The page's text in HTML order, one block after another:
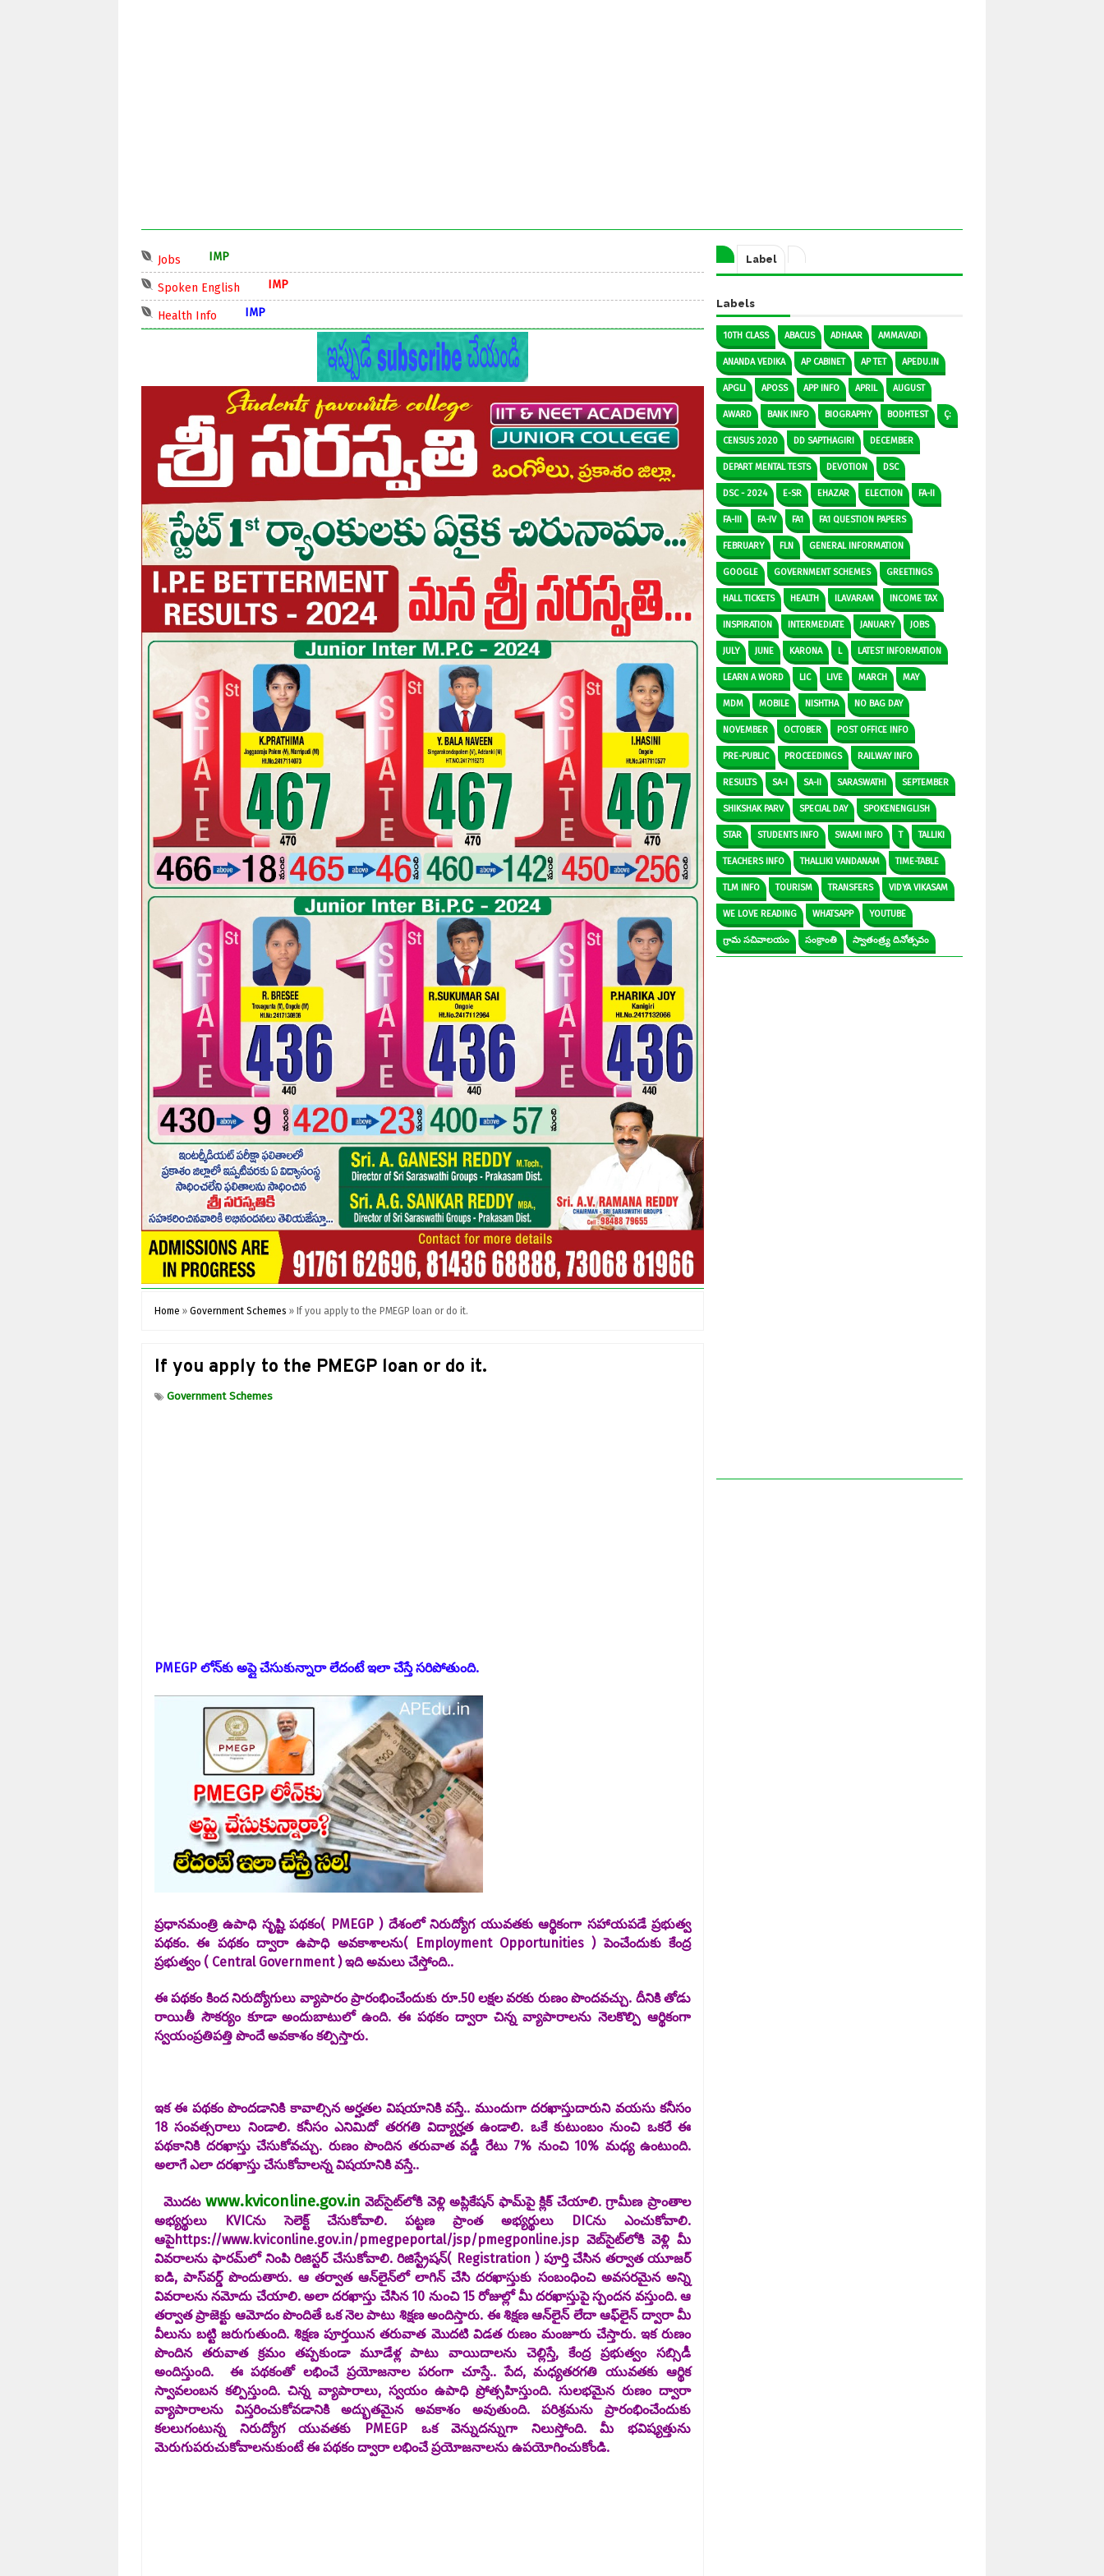
Jobs
Spoken English
Health Info
Home » Government Schemes » If you apply to the PMEGP loan or do it.
If you apply to the PMEGP loan or do it.
Government Schemes
PMEGP లోన్‌కు అప్లై చేసుకున్నారా లేదంటే ఇలా చేస్తే సరిపోతుంది.
ప్రధానమంత్రి ఉపాధి సృష్టి పథకం( PMEGP ) దేశంలో నిరుద్యోగ యువతకు ఆర్థికంగా సహాయపడే ప్రభుత్వ
పథకం. ఈ పథకం ద్వారా ఉపాధి అవకాశాలను( Employment Opportunities ) పెంచేందుకు కేంద్ర
ప్రభుత్వం ( Central Government ) ఇది అమలు చేస్తోంది..
ఈ పథకం కింద నిరుద్యోగులు వ్యాపారం ప్రారంభించేందుకు రూ.50 లక్షల వరకు రుణం పొందవచ్చు. దీనికి తోడు
రాయితీ సౌకర్యం కూడా అందుబాటులో ఉంది. ఈ పథకం ద్వారా చిన్న వ్యాపారాలను నెలకొల్పి ఆర్థికంగా
స్వయంప్రతిపత్తి పొందే అవకాశం కల్పిస్తారు.
ఇక ఈ పథకం పొందడానికి కావాల్సిన అర్హతల విషయానికి వస్తే.. ముందుగా దరఖాస్తుదారుని వయసు కనీసం
18 సంవత్సరాలు నిండాలి. కనీసం ఎనిమిదో తరగతి విద్యార్హత ఉండాలి. ఒకే కుటుంబం నుంచి ఒకరే ఈ
పథకానికి దరఖాస్తు చేసుకోవచ్చు. రుణం పొందిన తరువాత వడ్డీ రేటు 7% నుంచి 10% మధ్య ఉంటుంది.
అలాగే ఎలా దరఖాస్తు చేసుకోవాలన్న విషయానికి వస్తే..
మొదట www.kviconline.gov.in వెబ్‌సైట్‌లోకి వెళ్లి అప్లికేషన్ ఫామ్‌పై క్లిక్ చేయాలి. గ్రామీణ ప్రాంతాల
అభ్యర్థులు KVICను సెలెక్ట్ చేసుకోవాలి. పట్టణ ప్రాంత అభ్యర్థులు DICను ఎంచుకోవాలి.
ఆపైhttps://www.kviconline.gov.in/pmegpeportal/jsp/pmegponline.jsp వెబ్‌సైట్‌లోకి వెళ్లి మీ
వివరాలను ఫారమ్‌లో నింపి రిజిస్టర్ చేసుకోవాలి. రిజిస్ట్రేషన్( Registration ) పూర్తి చేసిన తర్వాత యూజర్
ఐడి, పాస్‌వర్డ్ పొందుతారు. ఆ తర్వాత ఆన్‌లైన్‌లో లాగిన్ చేసి దరఖాస్తుకు సంబంధించి అవసరమైన అన్ని
వివరాలను నమోదు చేయాలి. అలా దరఖాస్తు చేసిన 10 నుంచి 15 రోజుల్లో మీ దరఖాస్తుపై స్పందన వస్తుంది. ఆ
తర్వాత ప్రాజెక్టు ఆమోదం పొందితే ఒక నెల పాటు శిక్షణ అందిస్తారు. ఈ శిక్షణ ఆన్‌లైన్ లేదా ఆఫ్‌లైన్ ద్వారా మీ
వీలును బట్టి జరుగుతుంది. శిక్షణ పూర్తయిన తరువాత మొదటి విడత రుణం మంజూరు చేస్తారు. ఇక రుణం
పొందిన తరువాత క్రమం తప్పకుండా మూడేళ్ల పాటు వాయిదాలను చెల్లిస్తే, కేంద్ర ప్రభుత్వం సబ్సిడీ
అందిస్తుంది. ఈ పథకంతో లభించే ప్రయోజనాల పరంగా చూస్తే.. పేద, మధ్యతరగతి యువతకు ఆర్థిక
స్వావలంబన కల్పిస్తుంది. చిన్న వ్యాపారాలు, స్వయం ఉపాధి ప్రోత్సహిస్తుంది. సులభమైన రుణం ద్వారా
వ్యాపారాలను విస్తరించుకోవడానికి అద్భుతమైన అవకాశం అవుతుంది. పరిశ్రమను ప్రారంభించేందుకు
కలలుగంటున్న నిరుద్యోగ యువతకు PMEGP ఒక వెన్నుదన్నుగా నిలుస్తోంది. మీ భవిష్యత్తును
మెరుగుపరుచుకోవాలనుకుంటే ఈ పథకం ద్వారా లభించే ప్రయోజనాలను ఉపయోగించుకోండి.
Label
Labels
10TH CLASS ABACUS ADHAAR AMMAVADI
ANANDA VEDIKA AP CABINET AP TET APEDU.IN
APGLI APOSS APP INFO APRIL AUGUST
AWARD BANK INFO BIOGRAPHY BODHTEST Ç:
CENSUS 2020 DD SAPTHAGIRI DECEMBER
DEPART MENTAL TESTS DEVOTION DSC
DSC - 2024 E-SR EHAZAR ELECTION FA-II
FA-III FA-IV FA1 FA1 QUESTION PAPERS
FEBRUARY FLN GENERAL INFORMATION
GOOGLE GOVERNMENT SCHEMES GREETINGS
HALL TICKETS HEALTH ILAVARAM INCOME TAX
INSPIRATION INTERMEDIATE JANUARY JOBS
JULY JUNE KARONA L LATEST INFORMATION
LEARN A WORD LIC LIVE MARCH MAY
MDM MOBILE NISHTHA NO BAG DAY
NOVEMBER OCTOBER POST OFFICE INFO
PRE-PUBLIC PROCEEDINGS RAILWAY INFO
RESULTS SA-I SA-II SARASWATHI SEPTEMBER
SHIKSHAK PARV SPECIAL DAY SPOKENENGLISH
STAR STUDENTS INFO SWAMI INFO T TALLIKI
TEACHERS INFO THALLIKI VANDANAM TIME-TABLE
TLM INFO TOURISM TRANSFERS VIDYA VIKASAM
WE LOVE READING WHATSAPP YOUTUBE
గ్రామ సచివాలయం సంక్రాంతి స్వాతంత్ర్య దినోత్సవం